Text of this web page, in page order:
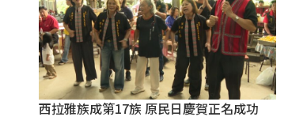
西拉雅族成第17族 原民日慶賀正名成功